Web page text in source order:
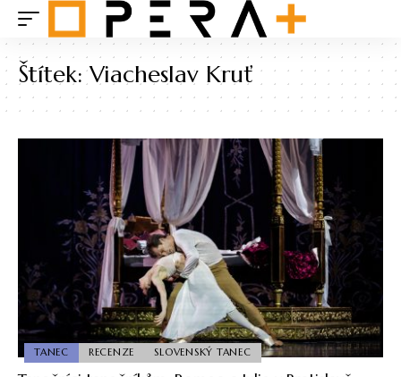
Štítek:Viacheslav Kruť
TANEC RECENZE SLOVENSKÝ TANEC